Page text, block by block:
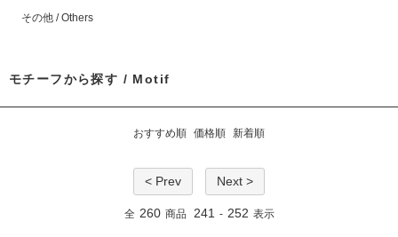
その他 / Others
モチーフから探す / Motif
おすすめ順 価格順 新着順
< Prev Next >
全 260 商品 241 - 252 表示